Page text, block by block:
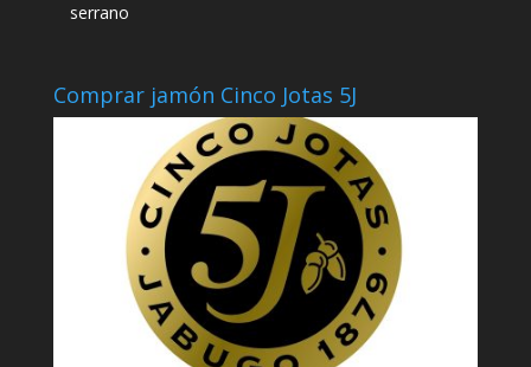
serrano
Comprar jamón Cinco Jotas 5J